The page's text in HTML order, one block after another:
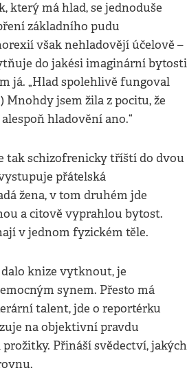
který má hlad, se jednoduše
základního pudu
však nehladovějí účelově –
do jakési imaginární bytosti
já. „Hlad spolehlivě fungoval
Mnohdy jsem žila z pocitu, že
hladovění ano.“
tak schizofrenicky tříští do dvou
přátelská
žena, v tom druhém jde
a citově vyprahlou bytost.
v jednom fyzickém těle.
dalo knize vytknout, je
synem. Přesto má
talent, jde o reportérku
na objektivní pravdu
Přináší svědectví, jakých